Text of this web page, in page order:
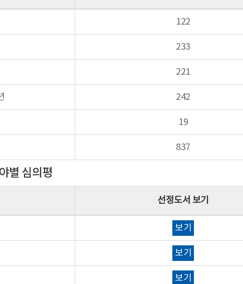
122
233
221
242
19
837
별 심의평
선정도서 보기
보기
보기
보기